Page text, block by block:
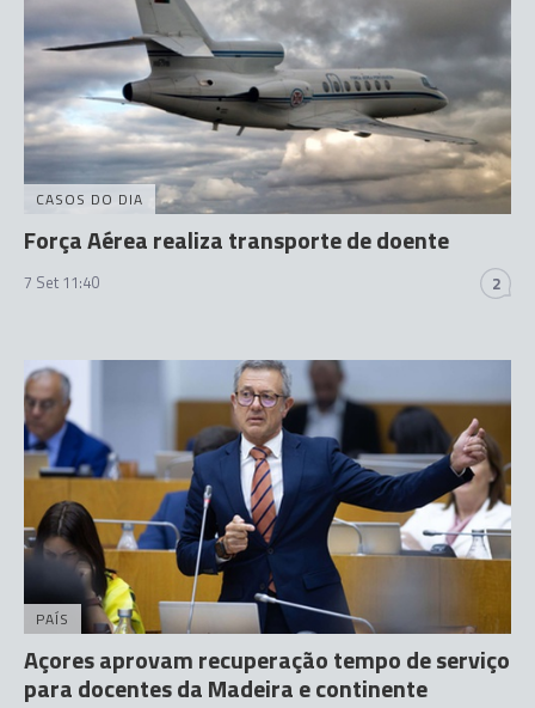
CASOS DO DIA
Força Aérea realiza transporte de doente
7 Set 11:40 2
PAÍS
Açores aprovam recuperação tempo de serviço
para docentes da Madeira e continente